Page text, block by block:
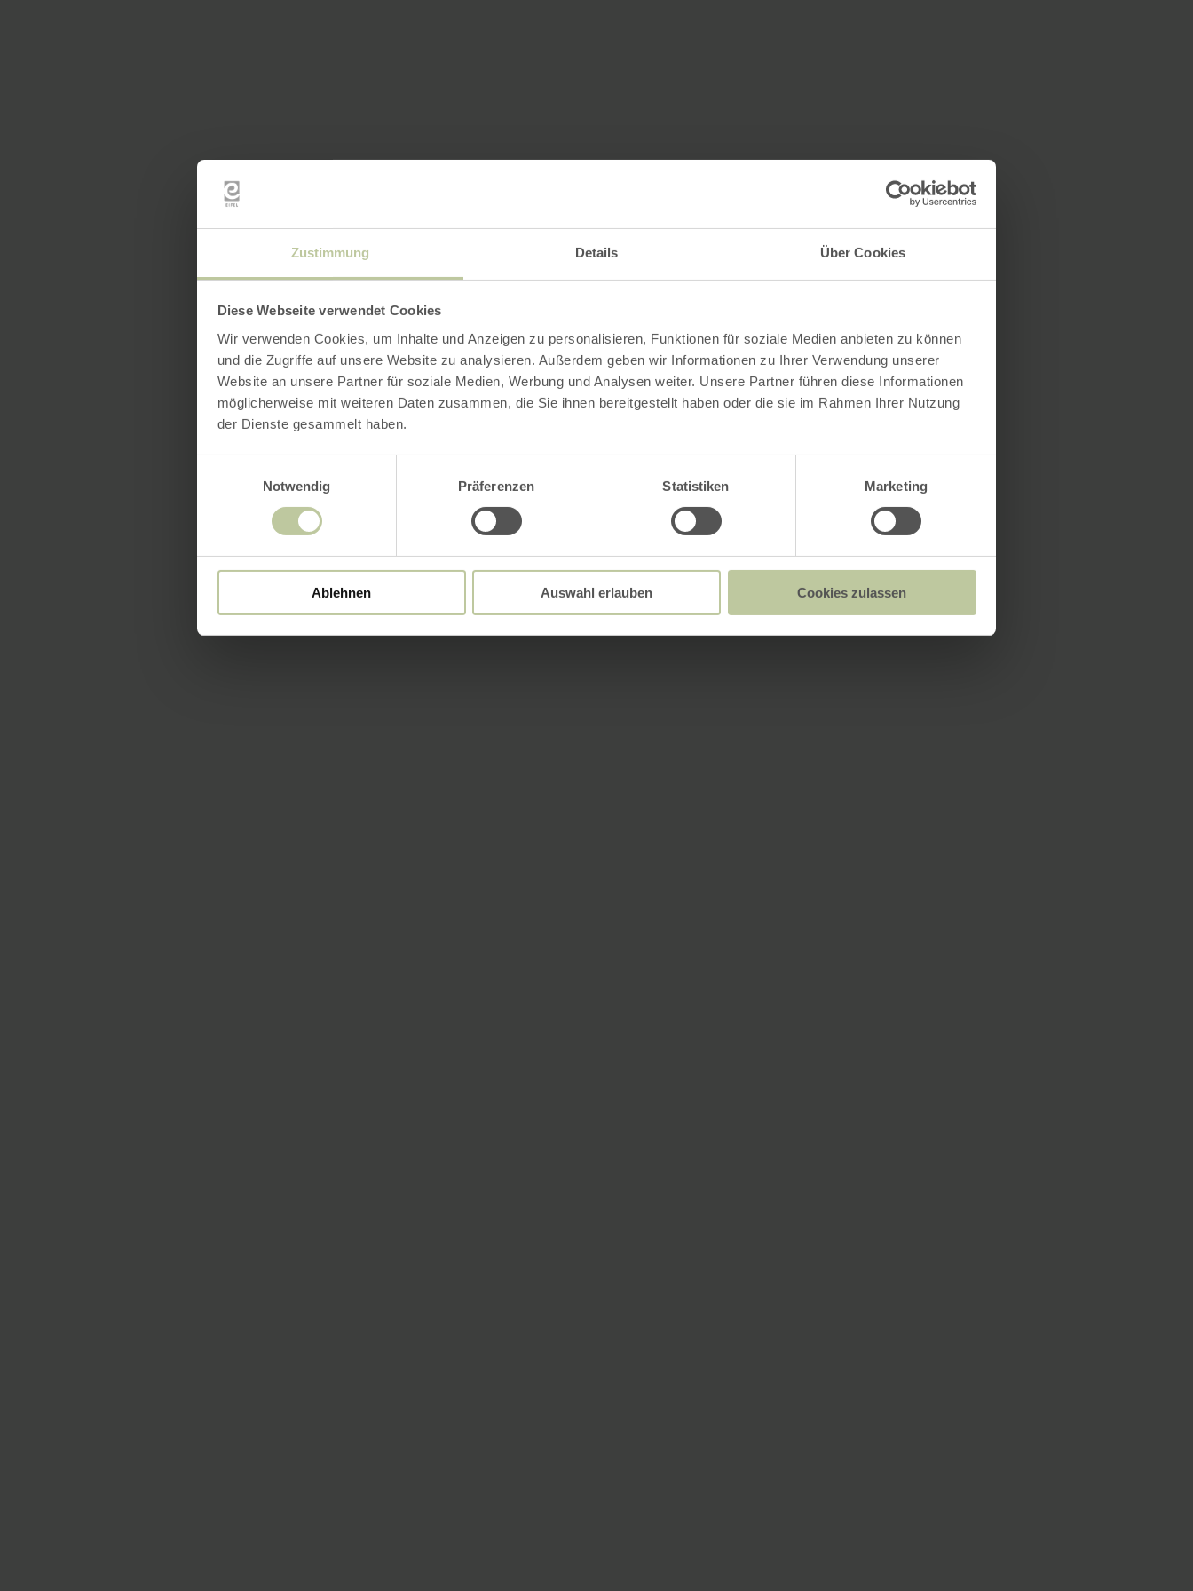
Zustimmung Details Über Cookies
Diese Webseite verwendet Cookies
Wir verwenden Cookies, um Inhalte und Anzeigen zu personalisieren, Funktionen für soziale Medien anbieten zu können
und die Zugriffe auf unsere Website zu analysieren. Außerdem geben wir Informationen zu Ihrer Verwendung unserer
Website an unsere Partner für soziale Medien, Werbung und Analysen weiter. Unsere Partner führen diese Informationen
möglicherweise mit weiteren Daten zusammen, die Sie ihnen bereitgestellt haben oder die sie im Rahmen Ihrer Nutzung
der Dienste gesammelt haben.
Notwendig
Präferenzen Statistiken Marketing
Ablehnen Auswahl erlauben Cookies zulassen